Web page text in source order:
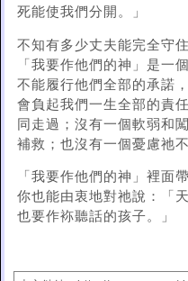
死能使我們分開。」
不知有多少丈夫能完全守
「我要作他們的神」是一
不能履行他們全部的承諾
會負起我們一生全部的責
同走過；沒有一個軟弱和
補救；也沒有一個憂慮祂
「我要作他們的神」裡面
你也能由衷地對祂說：「
也要作袮聽話的孩子。」